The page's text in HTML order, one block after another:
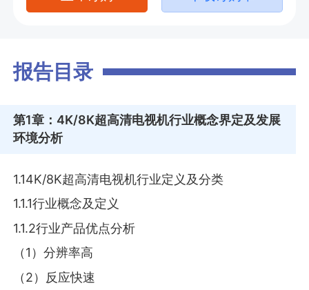
报告目录
第1章 ：4K/8K超高清电视机行业概念界定及发展
环境分析
1.14K/8K超高清电视机行业定义及分类
1.1.1行业概念及定义
1.1.2行业产品优点分析
（1）分辨率高
（2）反应快速